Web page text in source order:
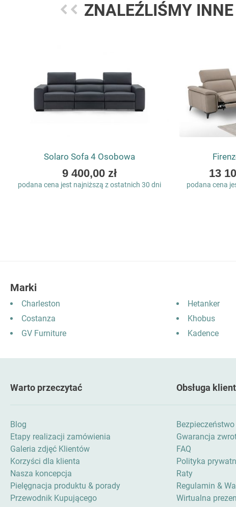
ZNALEŹLIŚMY
Solaro Sofa 4 Osobowa
As
low
9 400,00 zł
podana cena jest najniższą z ostatnich 30 dni
As
low
13
podana cena
Marki
Charleston
Costanza
GV Furniture
Hetanker
Khobus
Kadence
Warto przeczytać
Blog
Etapy realizacji zamówienia
Galeria zdjęć Klientów
Korzyści dla klienta
Nasza koncepcja
Pielęgnacja produktu & porady
Przewodnik Kupującego
Obsługa
Gwarancja
FAQ
Polityka
Raty
Regulamin &
Wirtualna